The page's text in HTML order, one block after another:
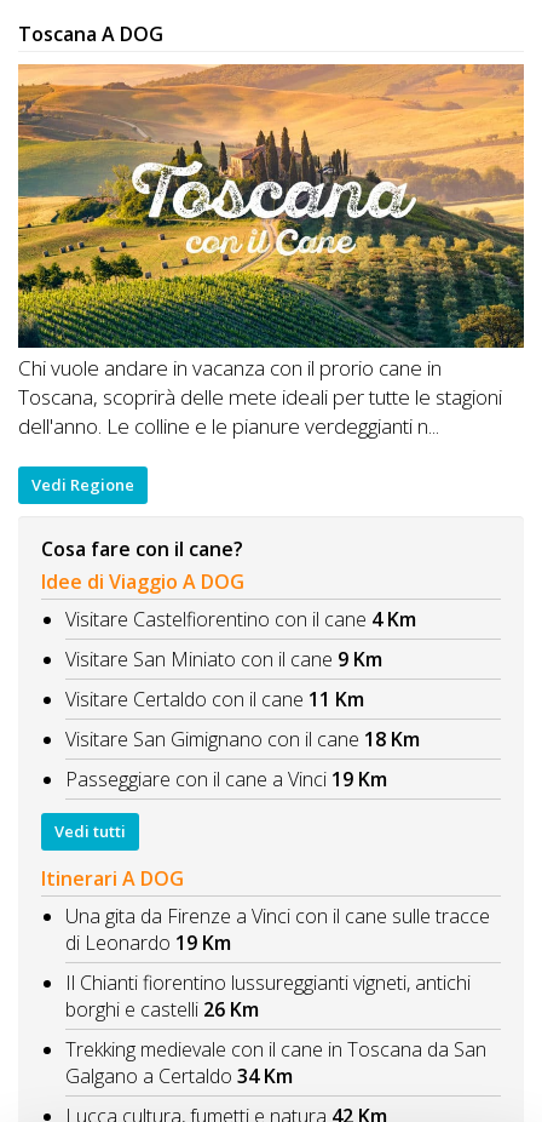
Toscana A DOG
Chi vuole andare in vacanza con il prorio cane in
Toscana, scoprirà delle mete ideali per tutte le stagioni
dell'anno. Le colline e le pianure verdeggianti n...
Vedi Regione
Cosa fare con il cane?
Idee di Viaggio A DOG
Visitare Castelfiorentino con il cane 4 Km
Visitare San Miniato con il cane 9 Km
Visitare Certaldo con il cane 11 Km
Visitare San Gimignano con il cane 18 Km
Passeggiare con il cane a Vinci 19 Km
Vedi tutti
Itinerari A DOG
Una gita da Firenze a Vinci con il cane sulle tracce
di Leonardo 19 Km
Il Chianti fiorentino lussureggianti vigneti, antichi
borghi e castelli 26 Km
Trekking medievale con il cane in Toscana da San
Galgano a Certaldo 34 Km
Lucca cultura, fumetti e natura 42 Km